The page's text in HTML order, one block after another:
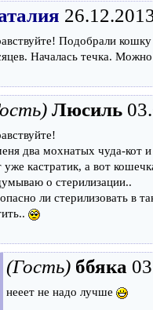
Подобрали
Началась течка.
Люсиль
два мохнатых чуда-кот
уже кастратик, а вот
о стерилизации..
ли стерилизовать в
(Гость) ббяка
нееет не надо лучше